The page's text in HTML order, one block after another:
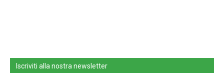
Iscriviti alla nostra newsletter